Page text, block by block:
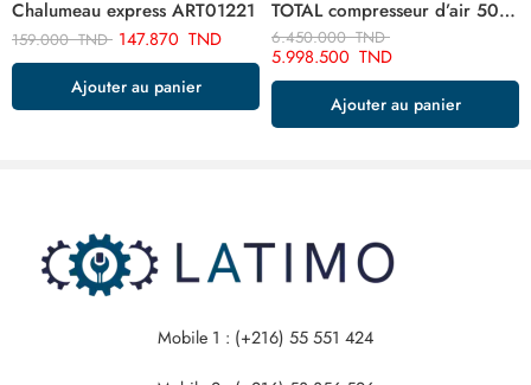
Chalumeau express ART01221
159.000TND 147.870 TND
Ajouter au panier
TOTAL compresseur d’air 500 litre 7.5hp TC1755002E
6.450.000TND
5.998.500 TND
Ajouter au panier
Mobile 1 : (+216) 55 551 424